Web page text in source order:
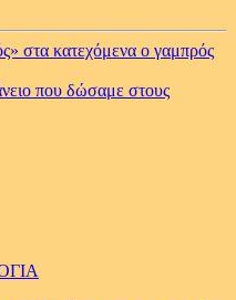
στα κατεχόμενα ο γαμπρός
που δώσαμε στους